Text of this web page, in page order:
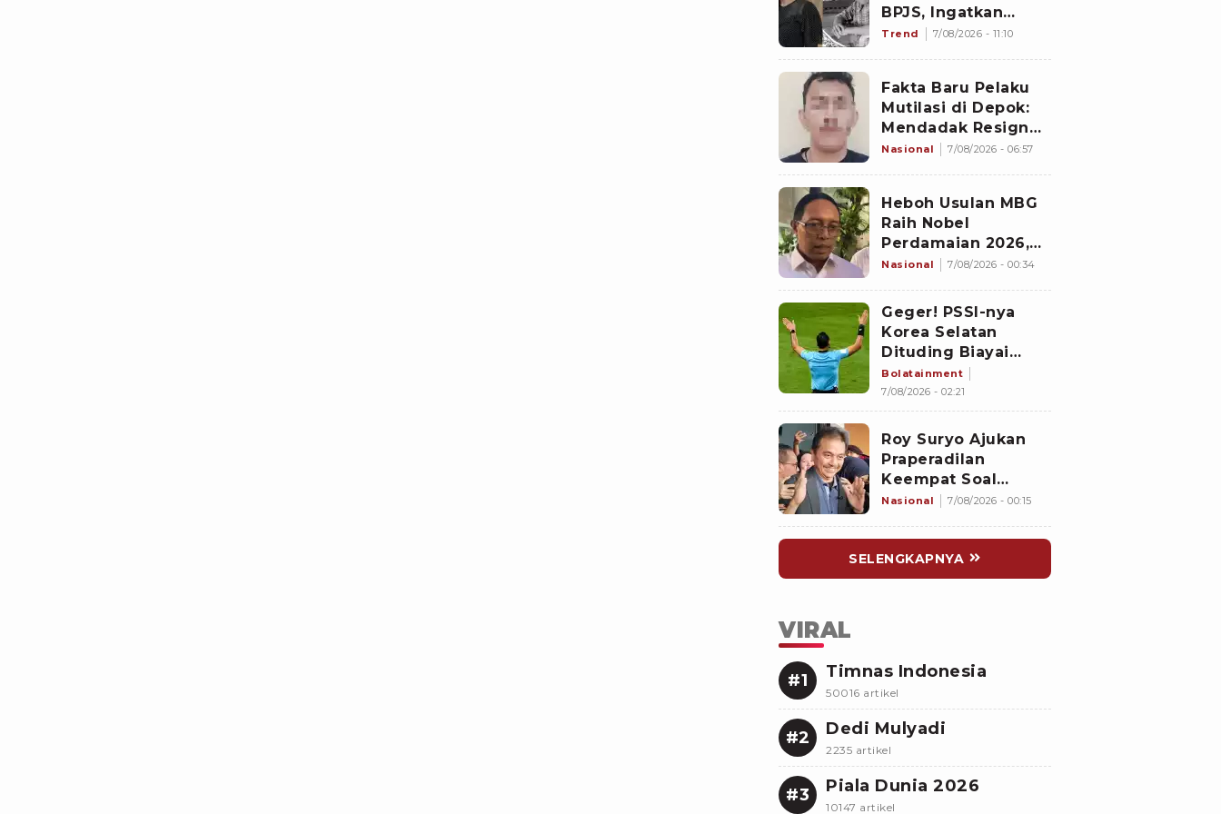
BPJS, Ingatkan
Nakes untuk Jaga
Trend 7/08/2026 - 11:10
Fakta Baru Pelaku
Mutilasi di Depok:
Mendadak Resign
Kerja Goreng Piscok
Nasional 7/08/2026 - 06:57
Heboh Usulan MBG
Raih Nobel
Perdamaian 2026,
Istana Akhirnya
Nasional 7/08/2026 - 00:34
Geger! PSSI-nya
Korea Selatan
Dituding Biayai
Hiburan Seks untuk
Wasit Asing, KFA
Buka Suara
Bolatainment
7/08/2026 - 02:21
Roy Suryo Ajukan
Praperadilan
Keempat Soal
Status Cekal
Nasional 7/08/2026 - 00:15
SELENGKAPNYA
VIRAL
#1 Timnas Indonesia
50016 artikel
#2 Dedi Mulyadi
2235 artikel
#3 Piala Dunia 2026
10147 artikel